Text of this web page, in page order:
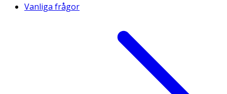
Vanliga frågor